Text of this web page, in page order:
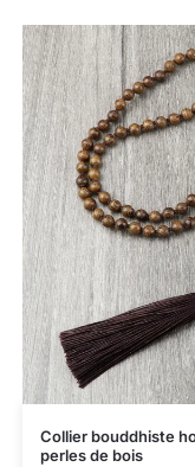
Collier bouddhiste
perles de bois